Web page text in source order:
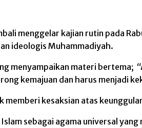
menggelar kajian rutin pada
ideologis Muhammadiyah.
menyampaikan materi bertema;
kemajuan dan harus menjadi
kesaksian atas
sebagai agama universal